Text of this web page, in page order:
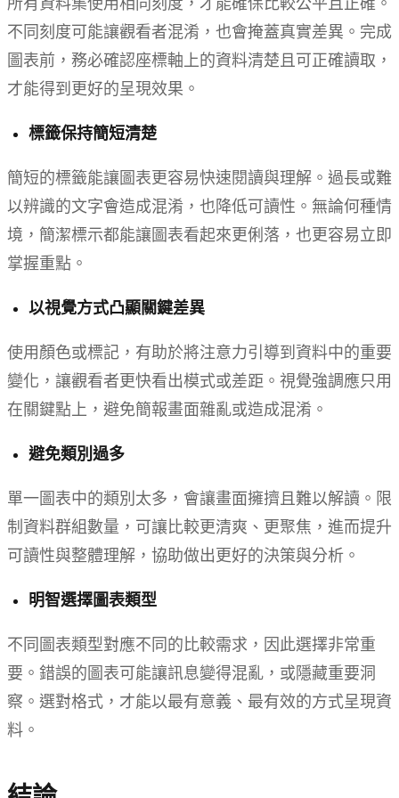
不同刻度可能讓觀看者混淆，也會掩蓋真實差異。完成
圖表前，務必確認座標軸上的資料清楚且可正確讀取，
才能得到更好的呈現效果。
標籤保持簡短清楚
簡短的標籤能讓圖表更容易快速閱讀與理解。過長或難
以辨識的文字會造成混淆，也降低可讀性。無論何種情
境，簡潔標示都能讓圖表看起來更俐落，也更容易立即
掌握重點。
以視覺方式凸顯關鍵差異
使用顏色或標記，有助於將注意力引導到資料中的重要
變化，讓觀看者更快看出模式或差距。視覺強調應只用
在關鍵點上，避免簡報畫面雜亂或造成混淆。
避免類別過多
單一圖表中的類別太多，會讓畫面擁擠且難以解讀。限
制資料群組數量，可讓比較更清爽、更聚焦，進而提升
可讀性與整體理解，協助做出更好的決策與分析。
明智選擇圖表類型
不同圖表類型對應不同的比較需求，因此選擇非常重
要。錯誤的圖表可能讓訊息變得混亂，或隱藏重要洞
察。選對格式，才能以最有意義、最有效的方式呈現資
料。